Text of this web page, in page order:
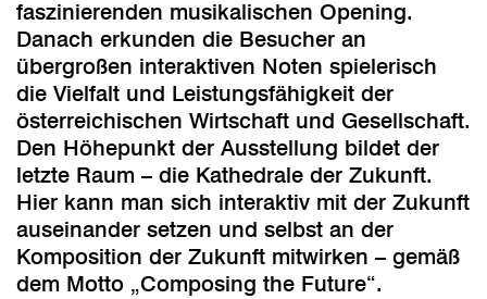
faszinierenden musikalischen Opening.
Danach erkunden die Besucher an
übergroßen interaktiven Noten spielerisch
die Vielfalt und Leistungsfähigkeit der
österreichischen Wirtschaft und Gesellschaft.
Den Höhepunkt der Ausstellung bildet der
letzte Raum – die Kathedrale der Zukunft.
Hier kann man sich interaktiv mit der Zukunft
auseinander setzen und selbst an der
Komposition der Zukunft mitwirken – gemäß
dem Motto „Composing the Future“.